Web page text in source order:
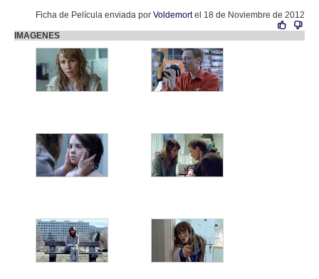
Ficha de Película enviada por Voldemortel 18 de Noviembre de 2012
IMAGENES